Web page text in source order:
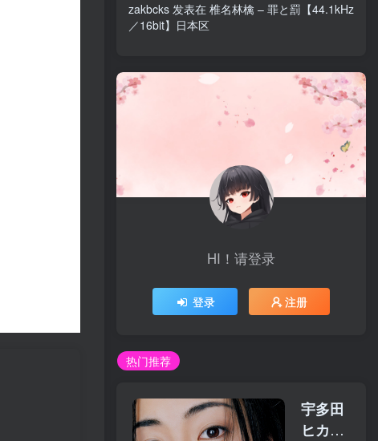
zakbcks 发表在 椎名林檎 – 罪と罰【44.1kHz
／16bit】日本区
HI！请登录
登录 注册
热门推荐
宇多田
ヒカル